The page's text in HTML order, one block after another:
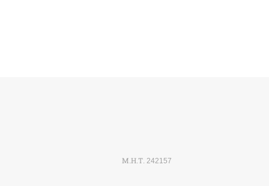
Μ.Η.Τ. 242157